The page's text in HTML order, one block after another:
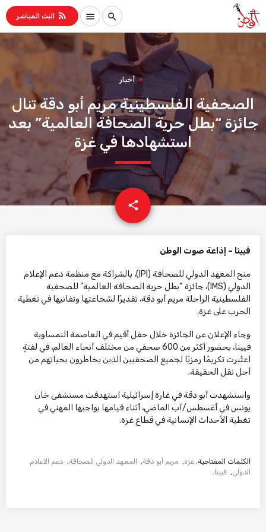
search
menu
rss_feed البث المباشر
أخبار
الصحفية الفلسطينية مريم أبو دقة تنال
جائزة “بطل حرية الصحافة العالمية” بعد
استشهادها في غزة
share
email
فيينا – إذاعة صوت الوطن
منح المعهد الدولي للصحافة (IPI)، بالشراكة مع منظمة دعم الإعلام
الدولي (IMS)، جائزة “بطل حرية الصحافة العالمية” للصحفية
الفلسطينية الراحلة مريم أبو دقة، تقديرًا لشجاعتها وتفانيها في تغطية
الحرب على غزة.
وجاء الإعلان عن الجائزة خلال حفل أقيم في العاصمة النمساوية
فيينا، بحضور أكثر من 600 صحفي من مختلف أنحاء العالم، في لفتةٍ
اعتُبرت تكريمًا رمزيًا لجميع الصحفيين الذين يخاطرون بحياتهم من
أجل نقل الحقيقة.
واستشهدت أبو دقة في غارة إسرائيلية استهدفت مستشفى خان
يونس في أغسطس/آب الماضي، أثناء قيامها بواجبها المهني في
تغطية الأحداث الإنسانية في قطاع غزة.
الكلمات المفتاحية: غزة, مريم أبو دقة, المعهد الدولي للصحافة, دعم الاعلام
الدولي, فيينا.